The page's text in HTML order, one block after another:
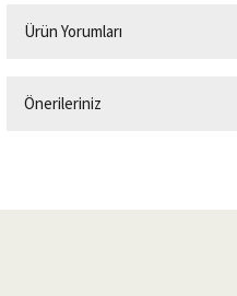
Ürün Yorumları
Önerileriniz